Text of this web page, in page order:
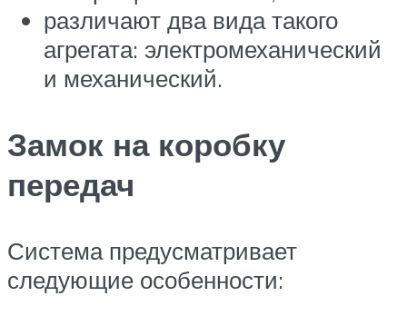
различают два вида такого
агрегата: электромеханический
и механический.
Замок на коробку
передач
Система предусматривает
следующие особенности: